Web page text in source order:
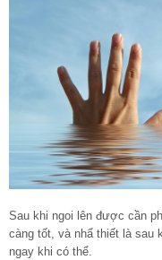
Sau khi ngoi lên được cần
càng tốt, và nhẩ thiết là sau
ngay khi có thể.